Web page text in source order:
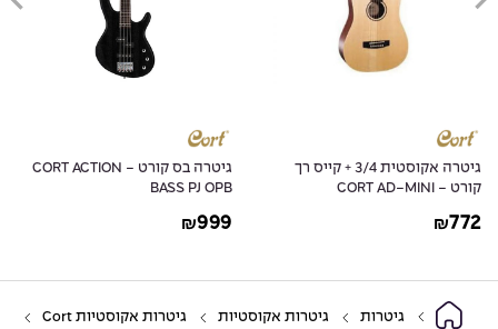
גיטרה אקוסטית 3/4 + קייס רך
קורט - CORT AD-MINI
₪772
גיטרה בס קורט - CORT ACTION
BASS PJ OPB
₪999
גיטרות גיטרות אקוסטיות גיטרות אקוסטיות Cort